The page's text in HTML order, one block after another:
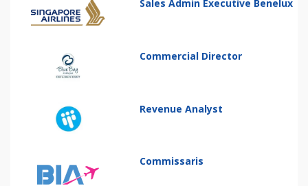
Sales Admin Executive Benelux
Commercial Director
Revenue Analyst
Commissaris